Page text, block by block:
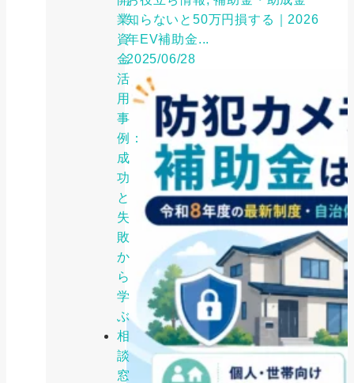
業
資
金
活
用
事
例：
成
功
と
失
敗
か
ら
学
ぶ
相
談
窓
知らないと50万円損する｜2026
年EV補助金...
2025/06/28